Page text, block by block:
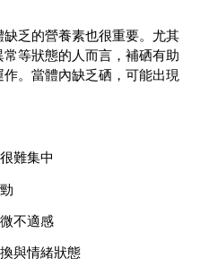
乏的營養素也很重要。尤其
等狀態的人而言，補硒有助
。當體內缺乏硒，可能出現
難集中
不適感
與情緒狀態